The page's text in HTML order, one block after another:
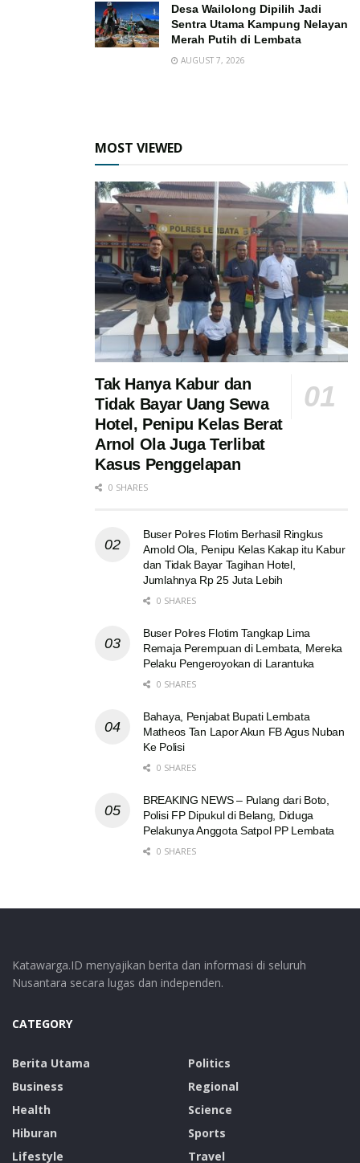
Desa Wailolong Dipilih Jadi
Sentra Utama Kampung Nelayan
Merah Putih di Lembata
AUGUST 7, 2026
MOST VIEWED
Tak Hanya Kabur dan
Tidak Bayar Uang Sewa
Hotel, Penipu Kelas Berat
Arnol Ola Juga Terlibat
Kasus Penggelapan
0 SHARES
Buser Polres Flotim Berhasil Ringkus
Arnold Ola, Penipu Kelas Kakap itu Kabur
dan Tidak Bayar Tagihan Hotel,
Jumlahnya Rp 25 Juta Lebih
0 SHARES
Buser Polres Flotim Tangkap Lima
Remaja Perempuan di Lembata, Mereka
Pelaku Pengeroyokan di Larantuka
0 SHARES
Bahaya, Penjabat Bupati Lembata
Matheos Tan Lapor Akun FB Agus Nuban
Ke Polisi
0 SHARES
BREAKING NEWS – Pulang dari Boto,
Polisi FP Dipukul di Belang, Diduga
Pelakunya Anggota Satpol PP Lembata
0 SHARES
Katawarga.ID menyajikan berita dan informasi di seluruh
Nusantara secara lugas dan independen.
CATEGORY
Berita Utama
Business
Health
Hiburan
Lifestyle
Politics
Regional
Science
Sports
Travel